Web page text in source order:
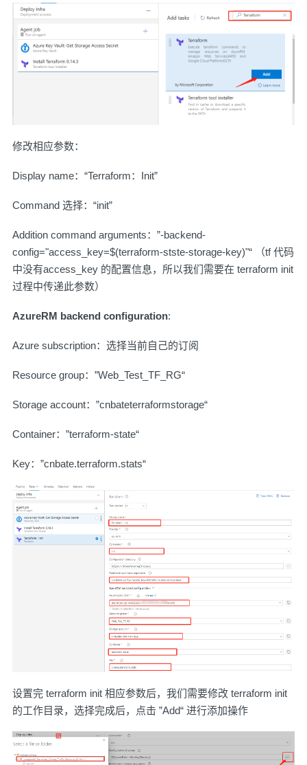
修改相应参数：
Display name：“Terraform：Init”
Command 选择：“init”
Addition command arguments：”-backend-
config="access_key=$(terraform-stste-storage-key)"“ （tf 代码
中没有access_key 的配置信息，所以我们需要在 terraform init
过程中传递此参数）
AzureRM backend configuration:
Azure subscription：选择当前自己的订阅
Resource group：”Web_Test_TF_RG“
Storage account：”cnbateterraformstorage“
Container：”terraform-state“
Key：”cnbate.terraform.stats“
设置完 terraform init 相应参数后，我们需要修改 terraform init
的工作目录，选择完成后，点击 ”Add“ 进行添加操作